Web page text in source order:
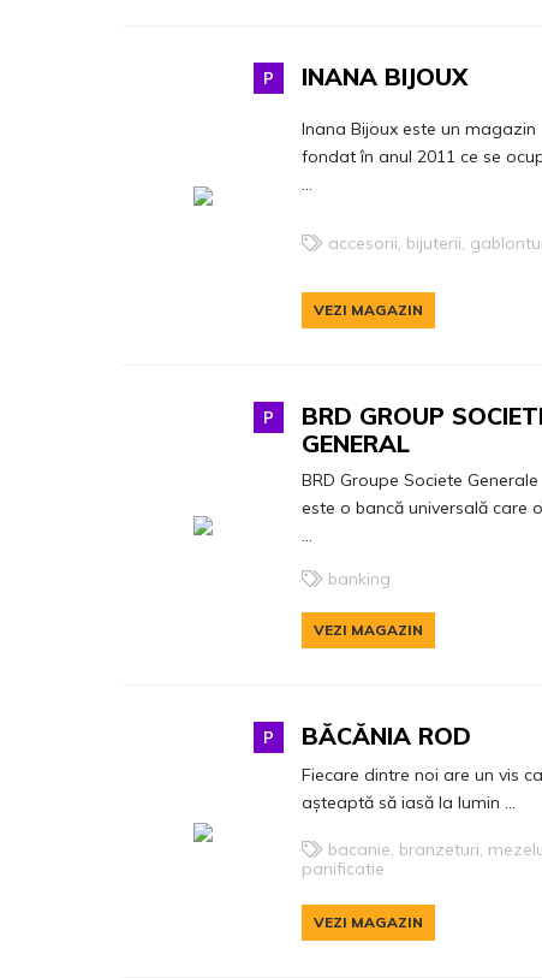
P INANA BIJOUX
Inana Bijoux este un magazin
fondat în anul 2011 ce se
...
accesorii, bijuterii,
VEZI MAGAZIN
P
BRD GROUP
GENERAL
BRD Groupe Societe Generale
este o bancă universală care
...
banking
VEZI MAGAZIN
P BĂCĂNIA ROD
Fiecare dintre noi are un vis
așteaptă să iasă la lumin ...
bacanie, branzeturi,
panificatie
VEZI MAGAZIN